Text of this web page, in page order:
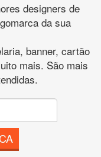
designers de
da sua
banner, cartão
mais. São mais